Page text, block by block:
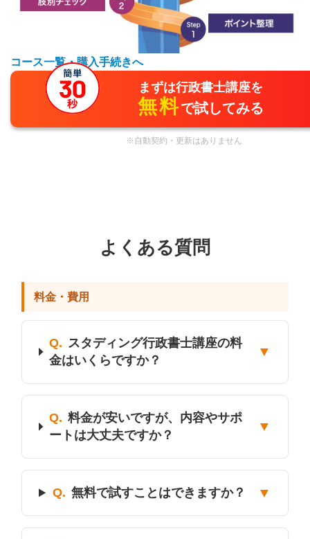
コース一覧・購入手続きへ
まずは行政書士講座を
無料で試してみる
※自動契約・更新はありません
よくある質問
料金・費用
Q. スタディング行政書士講座の料
金はいくらですか？
▼
Q. 料金が安いですが、内容やサポ
ートは大丈夫ですか？
▼
Q. 無料で試すことはできますか？ ▼